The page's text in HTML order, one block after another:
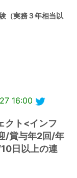
（実務３年相当以
16:00
クト<インフ
/賞与年2回/年
日以上の連